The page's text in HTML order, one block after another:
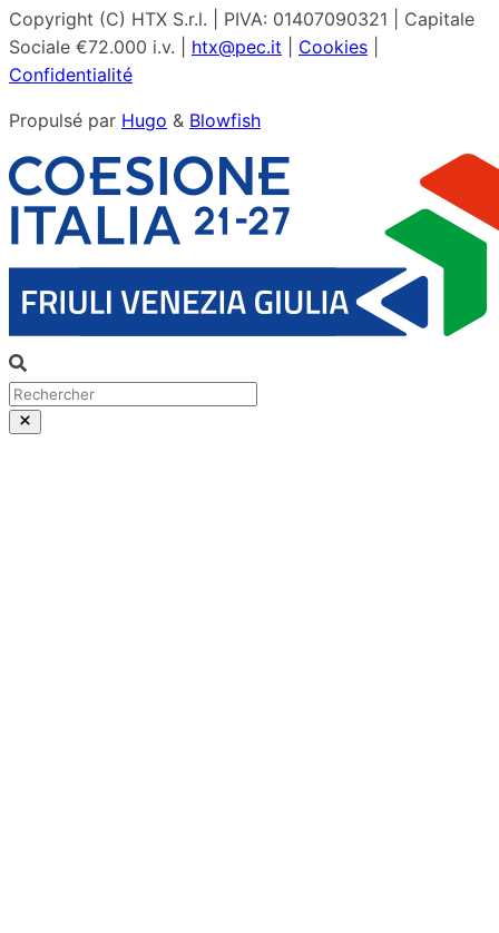
Copyright (C) HTX S.r.l. | PIVA: 01407090321 | Capitale
Sociale €72.000 i.v. | htx@pec.it Cookies
Confidentialité
Propulsé par Hugo & Blowfish